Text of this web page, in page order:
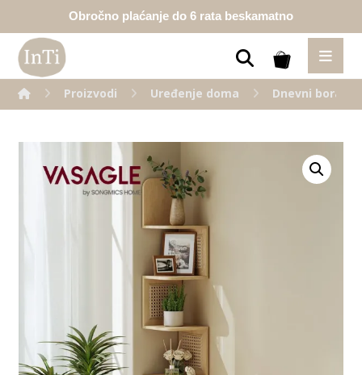
Obročno plaćanje do 6 rata beskamatno
Proizvodi Uređenje doma Dnevni